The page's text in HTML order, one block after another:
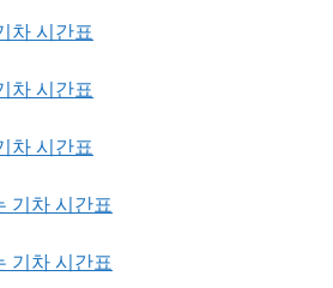
차 시간표
차 시간표
차 시간표
기차 시간표
기차 시간표